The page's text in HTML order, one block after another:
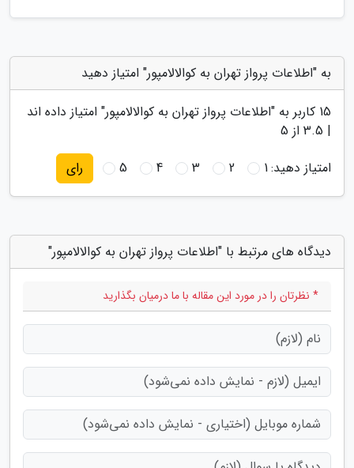
به "اطلاعات پرواز تهران به کوالالامپور" امتیاز دهید
15 کاربر به "اطلاعات پرواز تهران به کوالالامپور" امتیاز داده اند
|
3.5 از 5
امتیاز دهید:1
2
3
4
5 رای
دیدگاه های مرتبط با "اطلاعات پرواز تهران به کوالالامپور"
* نظرتان را در مورد این مقاله با ما درمیان بگذارید